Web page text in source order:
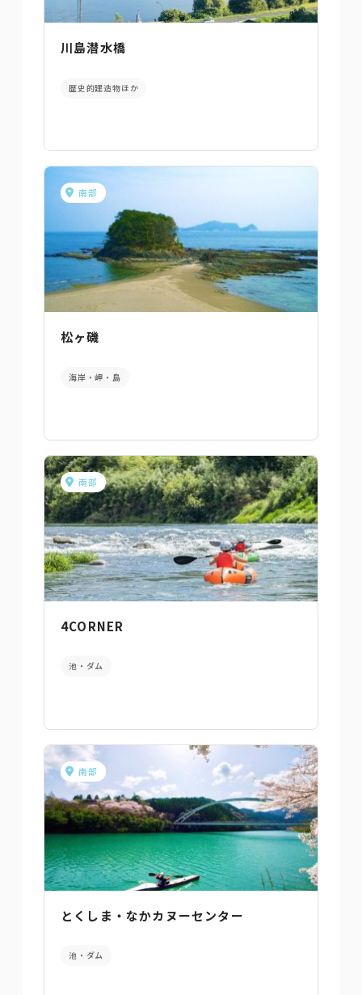
川島潜水橋
歴史的建造物ほか
南部
松ヶ磯
海岸・岬・島
南部
4CORNER
池・ダム
南部
とくしま・なかカヌーセンター
池・ダム